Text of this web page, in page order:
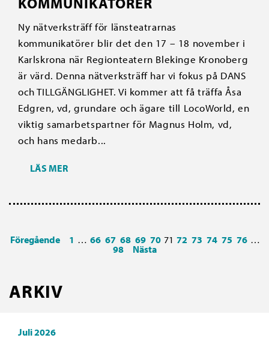
Ny nätverksträff för länsteatrarnas
kommunikatörer blir det den 17 – 18 november i
Karlskrona när Regionteatern Blekinge Kronoberg
är värd. Denna nätverksträff har vi fokus på DANS
och TILLGÄNGLIGHET. Vi kommer att få träffa Åsa
Edgren, vd, grundare och ägare till LocoWorld, en
viktig samarbetspartner för Magnus Holm, vd,
och hans medarb...
LÄS MER
Föregående 1 … 66 67 68 69 70 71 72 73 74 75 76 …
98
Nästa
ARKIV
Juli 2026